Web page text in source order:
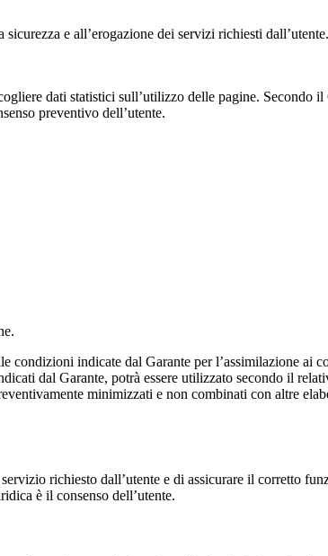
e all’erogazione dei servizi richiesti
dati statistici sull’utilizzo delle pagine. Secondo
preventivo dell’utente.
indicate dal Garante per l’assimilazione ai
dal Garante, potrà essere utilizzato secondo il
minimizzati e non combinati con altre
richiesto dall’utente e di assicurare il corretto
è il consenso dell’utente.